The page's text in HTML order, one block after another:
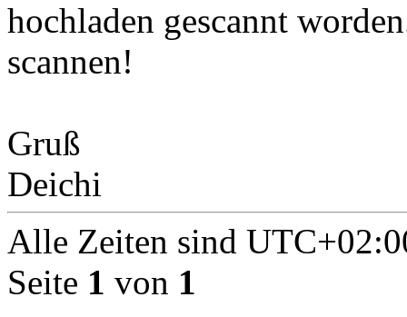
hochladen gescannt
scannen!
Gruß
Deichi
Alle Zeiten sind
Seite 1 von 1